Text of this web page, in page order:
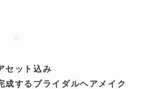
☆
セット込み
成するブライダルヘアメイク